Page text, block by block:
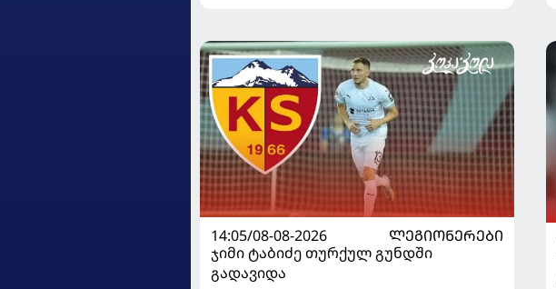
14:05/08-08-2026
ᲚᲔᲒᲘᲝᲜᲔᲠᲔᲑᲘ
ჯიმი ტაბიძე თურქულ გუნდში
გადავიდა